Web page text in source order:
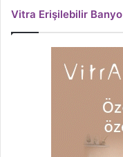
Vitra Erişilebilir Banyo